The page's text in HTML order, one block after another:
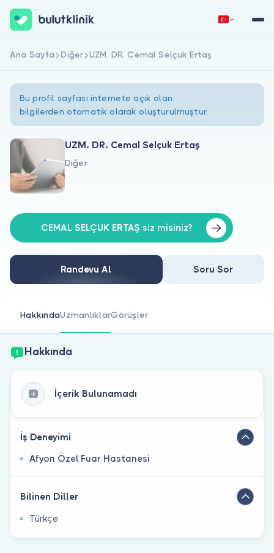
Hakkımızda
Doktorlar için
Doktor musunuz?
Hemen Kaydol Giriş Yap
Ana Sayfa Diğer UZM. DR. Cemal Selçuk Ertaş
Bu profil sayfası internete açık olan
bilgilerden otomatik olarak oluşturulmuştur.
UZM. DR. Cemal Selçuk Ertaş
Diğer
CEMAL SELÇUK ERTAŞ siz misiniz?
Randevu Al Soru Sor
HakkındaUzmanlıklarGörüşler
Hakkında
İçerik Bulunamadı
İş Deneyimi
Afyon Özel Fuar Hastanesi
Bilinen Diller
Türkçe